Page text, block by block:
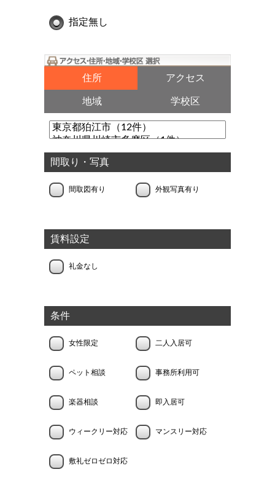
指定無し
住所 アクセス
地域 学校区
間取り・写真
間取図有り 外観写真有り
賃料設定
礼金なし
条件
女性限定 二人入居可
ペット相談 事務所利用可
楽器相談 即入居可
ウィークリー対応 マンスリー対応
敷礼ゼロゼロ対応